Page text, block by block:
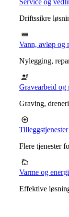
Driftssikre
Vann, avløp og
Nylegging,
Gravearbeid og
Graving,
Tilleggstjenester
Flere tjenester
Varme og energi
Effektive